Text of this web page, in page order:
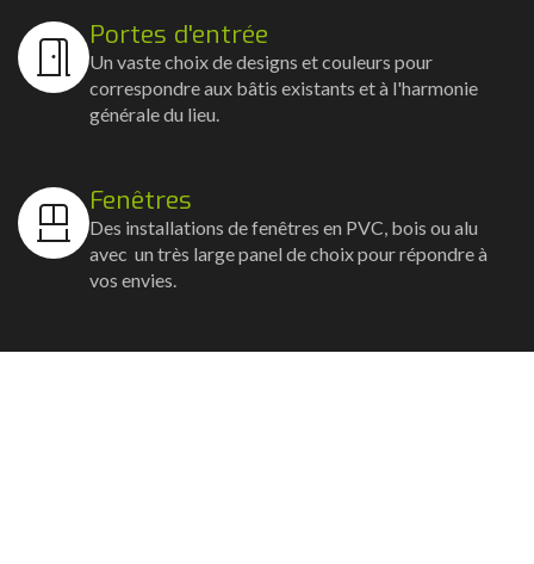
Portes d'entrée
Un vaste choix de designs et couleurs pour
correspondre aux bâtis existants et à l'harmonie
générale du lieu.
Fenêtres
Des installations de fenêtres en PVC, bois ou alu
avec un très large panel de choix pour répondre à
vos envies.